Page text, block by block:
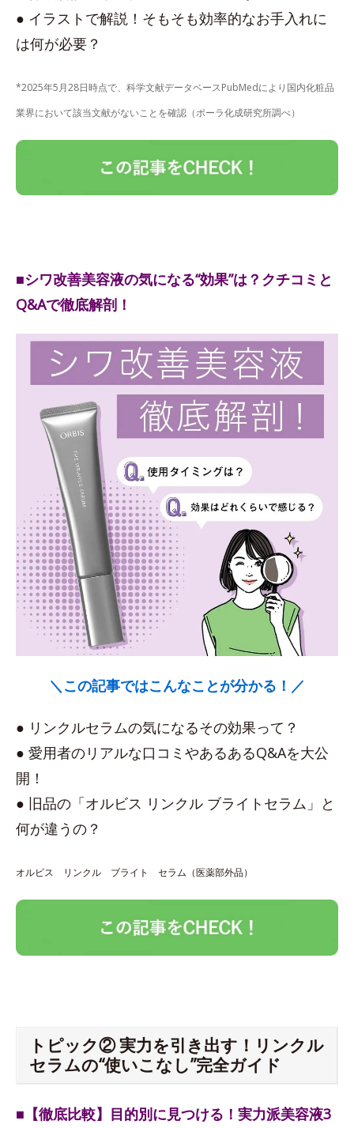
● イラストで解説！そもそも効率的なお手入れに
は何が必要？
*2025年5月28日時点で、科学文献データベースPubMedにより国内化粧品
業界において該当文献がないことを確認（ポーラ化成研究所調べ）
■シワ改善美容液の気になる“効果”は？クチコミと
Q&Aで徹底解剖！
＼この記事ではこんなことが分かる！／
● リンクルセラムの気になるその効果って？
● 愛用者のリアルな口コミやあるあるQ&Aを大公
開！
● 旧品の「オルビス リンクル ブライトセラム」と
何が違うの？
オルビス リンクル ブライト セラム（医薬部外品）
トピック② 実力を引き出す！リンクル
セラムの“使いこなし”完全ガイド
■【徹底比較】目的別に見つける！実力派美容液3